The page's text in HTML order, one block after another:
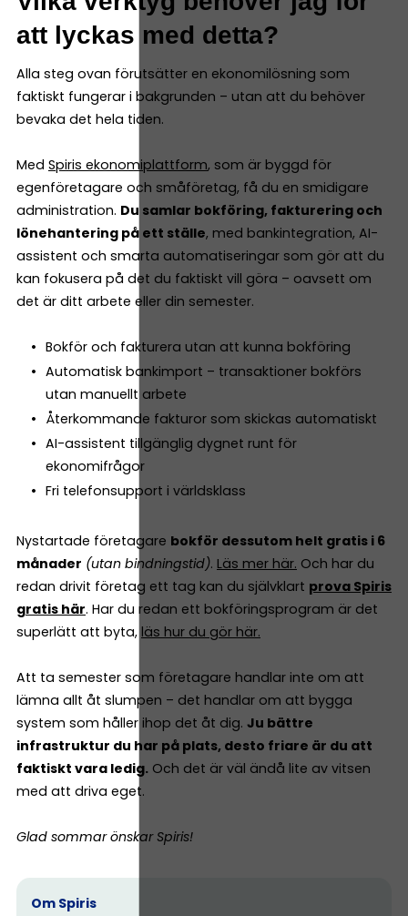
att lyckas med detta?
Alla steg ovan förutsätter en ekonomilösning som
faktiskt fungerar i bakgrunden – utan att du behöver
bevaka det hela tiden.
Med Spiris ekonomiplattform, som är byggd för
egenföretagare och småföretag, få du en smidigare
administration. Du samlar bokföring, fakturering och
lönehantering på ett ställe, med bankintegration, AI-
assistent och smarta automatiseringar som gör att du
kan fokusera på det du faktiskt vill göra – oavsett om
det är ditt arbete eller din semester.
Bokför och fakturera utan att kunna bokföring
Automatisk bankimport – transaktioner bokförs
utan manuellt arbete
Återkommande fakturor som skickas automatiskt
AI-assistent tillgänglig dygnet runt för
ekonomifrågor
Fri telefonsupport i världsklass
Nystartade företagare bokför dessutom helt gratis i 6
månader (utan bindningstid). Läs mer här. Och har du
redan drivit företag ett tag kan du självklart prova Spiris
gratis här. Har du redan ett bokföringsprogram är det
superlätt att byta, läs hur du gör här.
Att ta semester som företagare handlar inte om att
lämna allt åt slumpen – det handlar om att bygga
system som håller ihop det åt dig. Ju bättre
infrastruktur du har på plats, desto friare är du att
faktiskt vara ledig. Och det är väl ändå lite av vitsen
med att driva eget.
Glad sommar önskar Spiris!
Om Spiris